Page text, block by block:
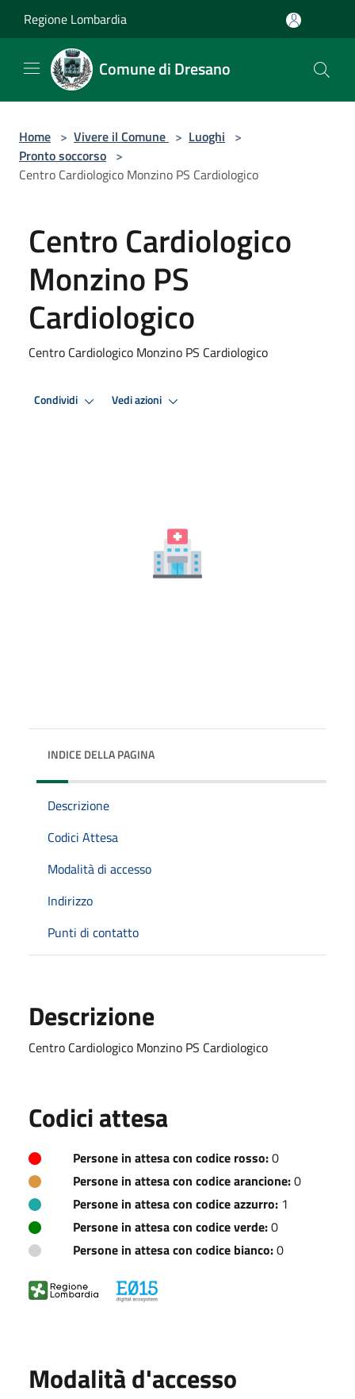
Regione Lombardia
Comune di Dresano
Home > Vivere il Comune > Luoghi >
Pronto soccorso >
Centro Cardiologico Monzino PS Cardiologico
Centro Cardiologico
Monzino PS
Cardiologico
Centro Cardiologico Monzino PS Cardiologico
Condividi Vedi azioni
INDICE DELLA PAGINA
Descrizione
Codici Attesa
Modalità di accesso
Indirizzo
Punti di contatto
Descrizione
Centro Cardiologico Monzino PS Cardiologico
Codici attesa
Persone in attesa con codice rosso:0
Persone in attesa con codice arancione:0
Persone in attesa con codice azzurro: 1
Persone in attesa con codice verde:0
Persone in attesa con codice bianco:0
Modalità d'accesso